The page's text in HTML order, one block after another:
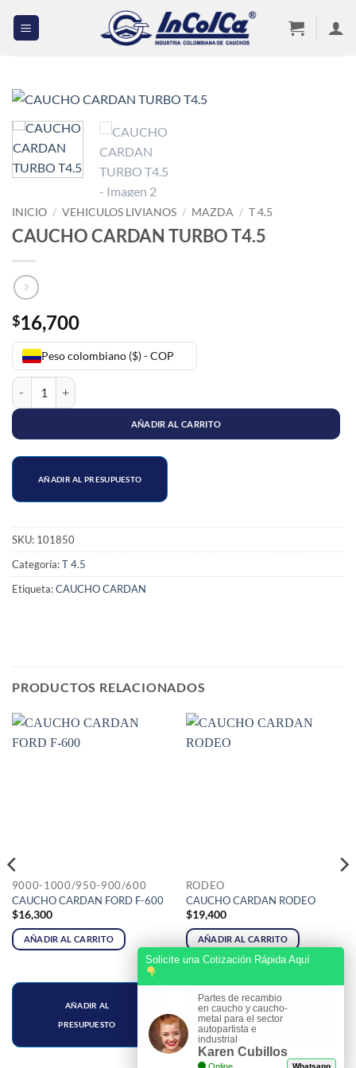
INICIO / VEHICULOS LIVIANOS / MAZDA / T 4.5
CAUCHO CARDAN TURBO T4.5
$16,700
Peso colombiano ($) - COP
CAUCHO CARDAN TURBO T4.5 cantidad
AÑADIR AL CARRITO
AÑADIR AL PRESUPUESTO
SKU: 101850
Categoría:T 4.5
Etiqueta:CAUCHO CARDAN
PRODUCTOS RELACIONADOS
9000-1000/950-900/600
CAUCHO CARDAN FORD F-600
$16,300
AÑADIR AL CARRITO
AÑADIR AL
PRESUPUESTO
RODEO
CAUCHO CARDAN RODEO
$19,400
AÑADIR AL CARRITO
AÑADIR AL
PRESUPUESTO
Solicite una Cotización Rápida Aquí
Partes de recambio
en caucho y caucho-
metal para el sector
autopartista e
industrial
Karen Cubillos
Whatsapp